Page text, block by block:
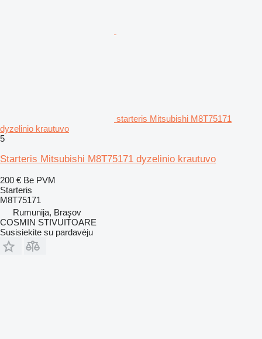
starteris Mitsubishi M8T75171
dyzelinio krautuvo
5
Starteris Mitsubishi M8T75171 dyzelinio krautuvo
200 € Be PVM
Starteris
M8T75171
Rumunija, Braşov
COSMIN STIVUITOARE
Susisiekite su pardavėju